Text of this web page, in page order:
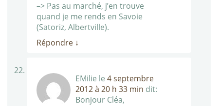
–> Pas au marché, j’en trouve
quand je me rends en Savoie
(Satoriz, Albertville).
Répondre ↓
EMilie le 4 septembre
2012 à 20 h 33 min dit:
Bonjour Cléa,